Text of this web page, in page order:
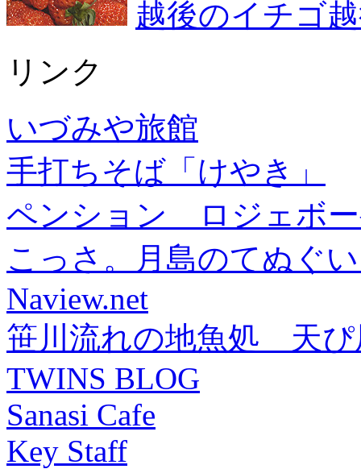
越後のイチゴ
リンク
いづみや旅館
手打ちそば「けやき」
ペンション ロジェボ
こっさ。月島のてぬぐ
Naview.net
笹川流れの地魚処 天ぴ
TWINS BLOG
Sanasi Cafe
Key Staff